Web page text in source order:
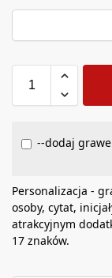
--dodaj
Personalizacja -
osoby, cytat,
atrakcyjnym
17 znaków.